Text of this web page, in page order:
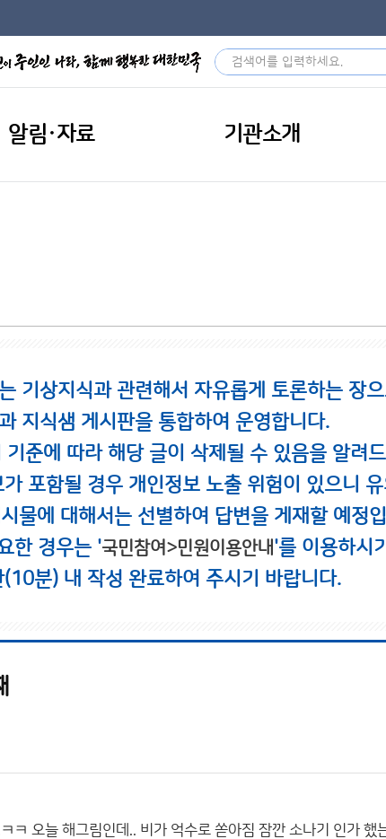
알림·자료 기관소개
기상지식과 관련해서 자유롭게 토론하는 장
지식샘 게시판을 통합하여 운영합니다.
준에 따라 해당 글이 삭제될 수 있음을 알려
포함될 경우 개인정보 노출 위험이 있으니
물에 대해서는 선별하여 답변을 게재할 예정
한 경우는 '국민참여>민원이용안내'를 이용하시
분) 내 작성 완료하여 주시기 바랍니다.
ㅋ 오늘 해그림인데.. 비가 억수로 쏟아짐 잠깐 소나기 인가 했